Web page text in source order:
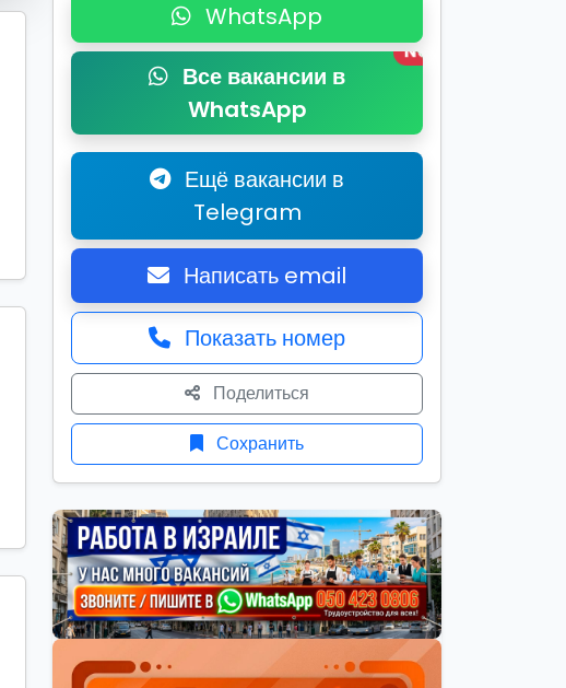
WhatsApp
Все вакансии в
WhatsApp
New
Ещё вакансии в
Telegram
Написать email
Показать номер
Поделиться
Сохранить